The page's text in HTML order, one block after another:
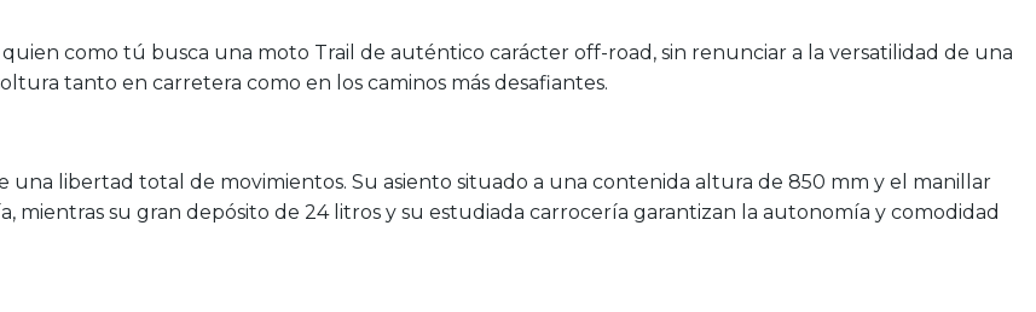
como tú busca una moto Trail de auténtico carácter off-road, sin renunciar a la versatilidad de una
tanto en carretera como en los caminos más desafiantes.
una libertad total de movimientos. Su asiento situado a una contenida altura de 850 mm y el manillar
mientras su gran depósito de 24 litros y su estudiada carrocería garantizan la autonomía y comodidad